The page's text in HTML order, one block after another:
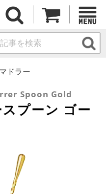
マドラー
Spoon Gold
プーン ゴー